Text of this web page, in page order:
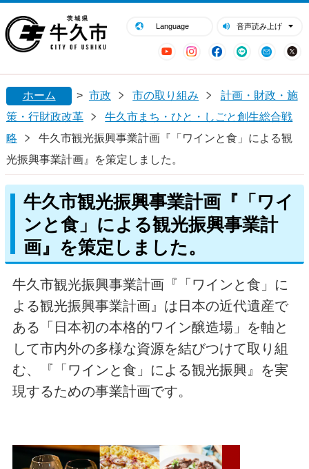
Language 音声読み上げ
YouTubeInstagram
Facebook
LINE Mail
閉じる
ホーム > 市政 市の取り組み
計画・財政・施
策・行財政改革
牛久市まち・ひと・しごと創生総合戦
略
牛久市観光振興事業計画『「ワインと食」による観
光振興事業計画』を策定しました。
牛久市観光振興事業計画『「ワイ
ンと食」による観光振興事業計
画』を策定しました。
牛久市観光振興事業計画『「ワインと食」に
よる観光振興事業計画』は日本の近代遺産で
ある「日本初の本格的ワイン醸造場」を軸と
して市内外の多様な資源を結びつけて取り組
む、『「ワインと食」による観光振興』を実
現するための事業計画です。